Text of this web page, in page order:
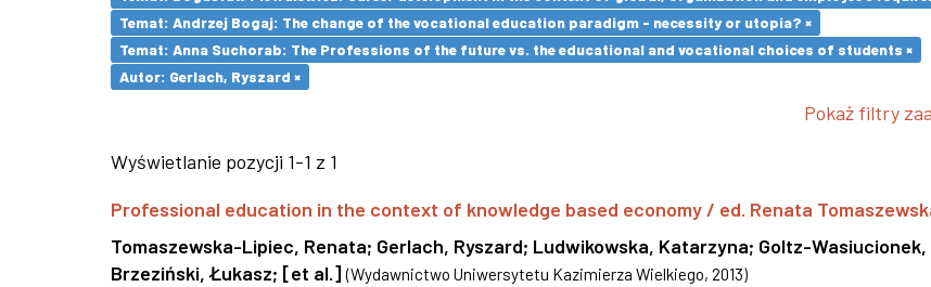
Temat: Andrzej Bogaj: The change of the vocational education paradigm - necessity or utopia? ×
Temat: Anna Suchorab: The Professions of the future vs. the educational and vocational choices of students ×
Autor: Gerlach, Ryszard ×
Pokaż filtry
Wyświetlanie pozycji 1-1 z 1
Professional education in the context of knowledge based economy / ed. Renata
Tomaszewska-Lipiec, Renata; Gerlach, Ryszard; Ludwikowska, Katarzyna; Goltz-Wasiucionek,
Brzeziński, Łukasz; [et al.] (Wydawnictwo Uniwersytetu Kazimierza Wielkiego, 2013)